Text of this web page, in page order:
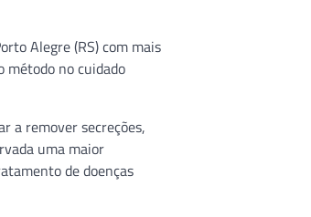
Alegre (RS) com mais
método no cuidado
a remover secreções,
uma maior
de doenças